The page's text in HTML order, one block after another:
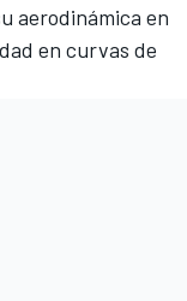
aerodinámica en
en curvas de